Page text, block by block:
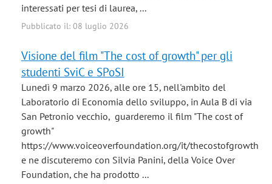
interessati per tesi di laurea, ...
Pubblicato il: 08 luglio 2026
Visione del film "The cost of growth" per gli
studenti SviC e SPoSI
Lunedì 9 marzo 2026, alle ore 15, nell'ambito del
Laboratorio di Economia dello sviluppo, in Aula B di via
San Petronio vecchio, guarderemo il film "The cost of
growth"
https://www.voiceoverfoundation.org/it/thecostofgrowth
e ne discuteremo con Silvia Panini, della Voice Over
Foundation, che ha prodotto ...